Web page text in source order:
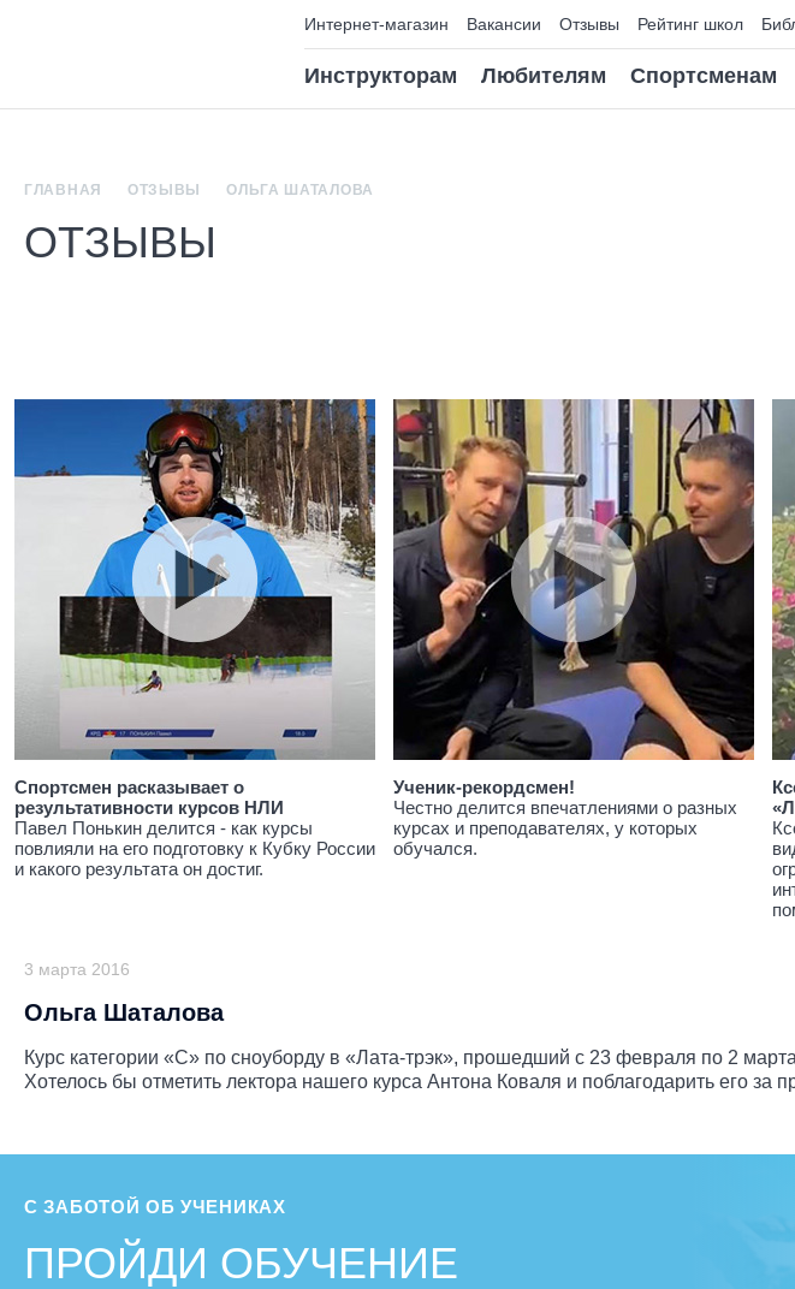
Интернет-магазин Вакансии Отзывы Рейтинг школ
Инструкторам Любителям Спортсменам
ГЛАВНАЯ ОТЗЫВЫ ОЛЬГА ШАТАЛОВА
ОТЗЫВЫ
Спортсмен расказывает о
результативности курсов НЛИ
Павел Понькин делится - как курсы
повлияли на его подготовку к Кубку России
и какого результата он достиг.
Ученик-рекордсмен!
Честно делится впечатлениями о разных
курсах и преподавателях, у которых
обучался.
3 марта 2016
Ольга Шаталова
Курс категории «С» по сноуборду в «Лата-трэк», прошедший с 23 февраля по 2
Хотелось бы отметить лектора нашего курса Антона Коваля и поблагодарить его за
С ЗАБОТОЙ ОБ УЧЕНИКАХ
ПРОЙДИ ОБУЧЕНИЕ